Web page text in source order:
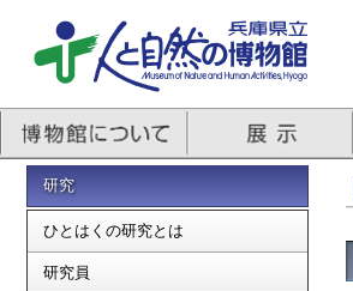
研究
ひとはくの研究とは
研究員